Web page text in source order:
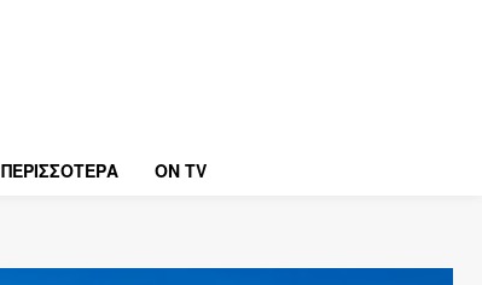
ΠΕΡΙΣΣΟΤΕΡΑ ON TV